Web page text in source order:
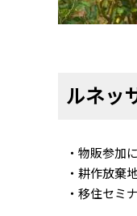
ルネッ
・物販参加
・耕作放棄
・移住セミ